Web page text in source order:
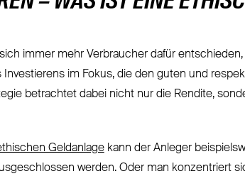
immer mehr Verbraucher dafür
im Fokus, die den guten und
betrachtet dabei nicht nur die Rendite,
Geldanlagekann der Anleger
werden. Oder man konzentriert